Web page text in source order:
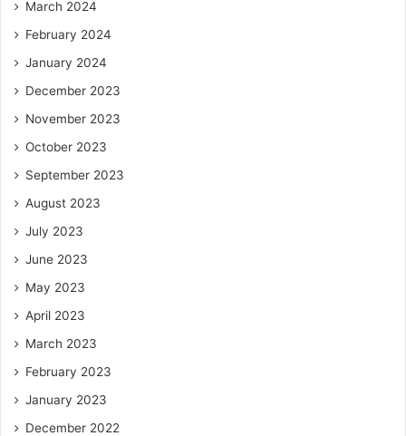
March 2024
February 2024
January 2024
December 2023
November 2023
October 2023
September 2023
August 2023
July 2023
June 2023
May 2023
April 2023
March 2023
February 2023
January 2023
December 2022